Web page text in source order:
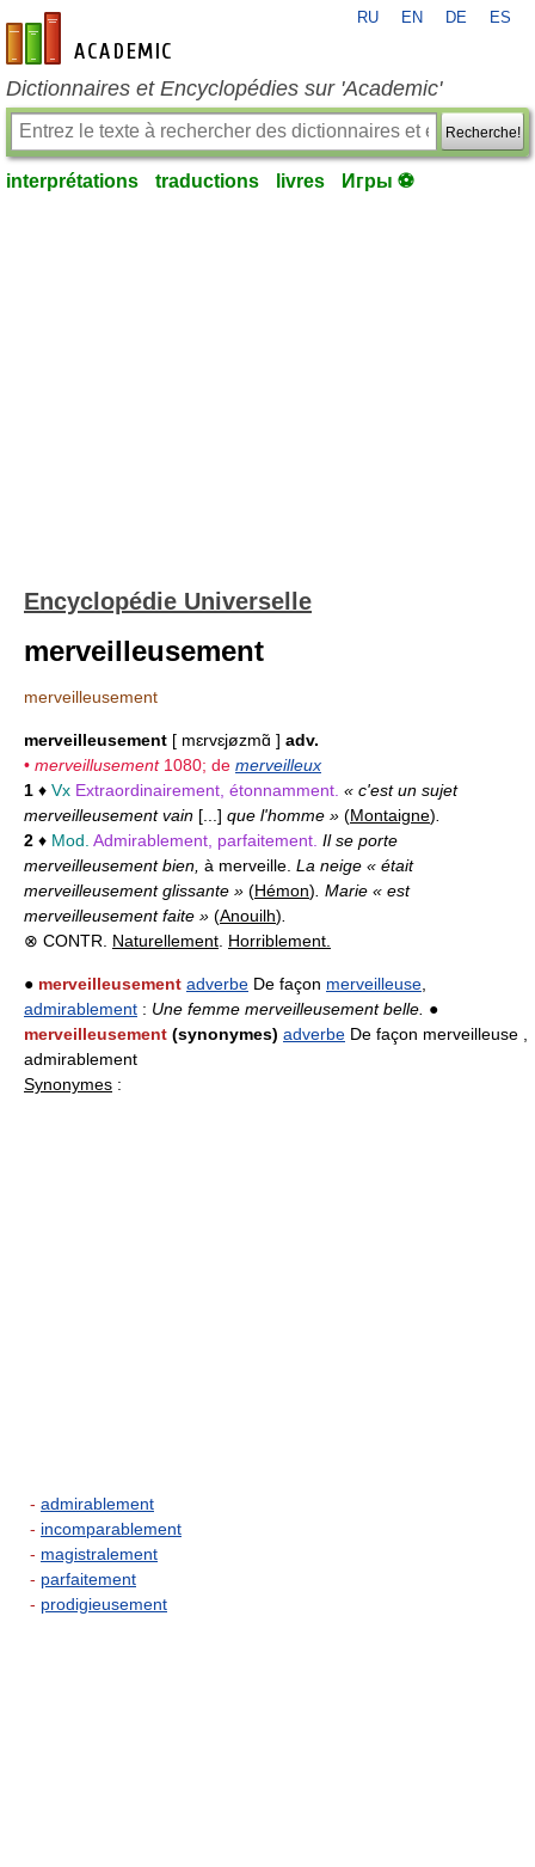
fr-academic.com
RU EN DE ES
Dictionnaires et Encyclopédies sur 'Academic'
Recherche!
interprétations traductions livres Игры ⚽
Encyclopédie Universelle
merveilleusement
merveilleusement
merveilleusement [ mɛrvɛjøzmɑ̃ ] adv.
• merveillusement1080; de merveilleux
1 ♦ Vx Extraordinairement, étonnamment. « c'est un sujet
merveilleusement vain [...] que l'homme » (Montaigne)
2 ♦ Mod. Admirablement, parfaitement. Il se porte
merveilleusement bien, à merveille. La neige « était
merveilleusement glissante » (Hémon) . Marie « est
merveilleusement faite » (Anouilh)
⊗ CONTR. Naturellement Horriblement.
● merveilleusement adverbe De façon merveilleuse
admirablement : Une femme merveilleusement belle. ●
merveilleusement (synonymes) adverbe De façon merveilleuse ,
admirablement
Synonymes :
- admirablement
- incomparablement
- magistralement
- parfaitement
- prodigieusement